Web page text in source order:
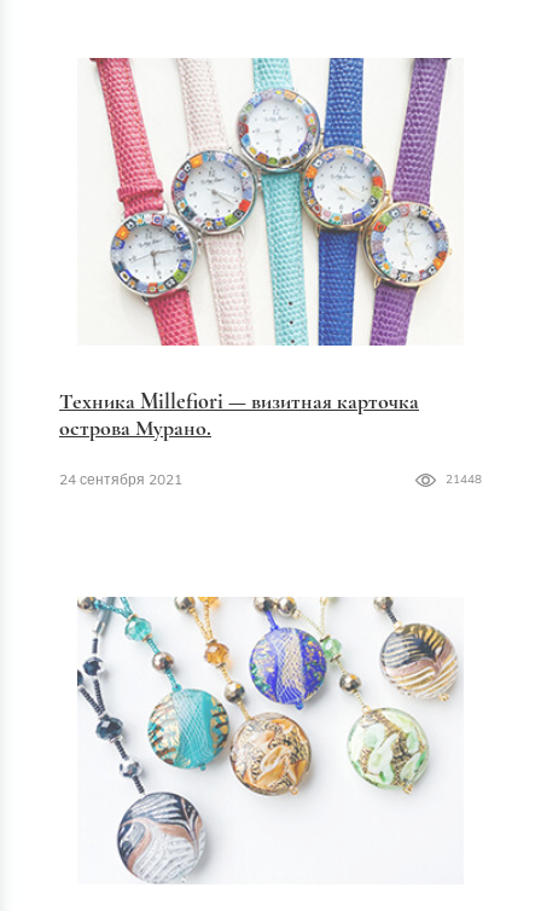
Техника Millefiori — визитная карточка
острова Мурано.
24 сентября 2021 21448